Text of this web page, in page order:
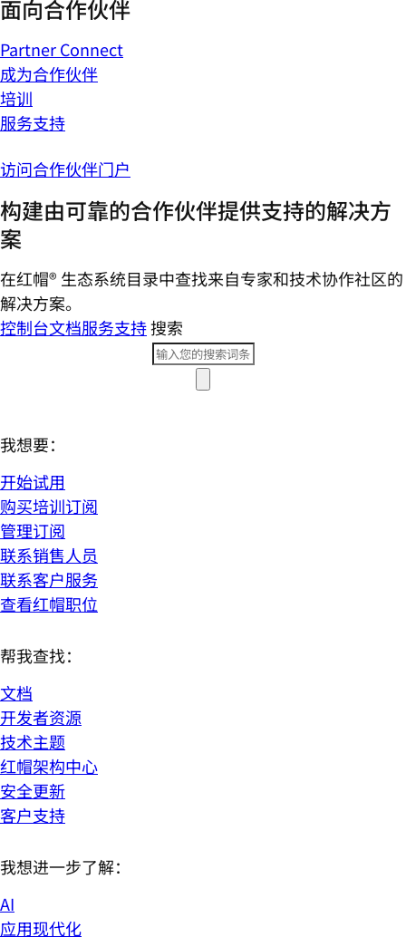
面向合作伙伴
Partner Connect
成为合作伙伴
培训
服务支持
访问合作伙伴门户
构建由可靠的合作伙伴提供支持的解决方
案
在红帽® 生态系统目录中查找来自专家和技术协作社区的
解决方案。
控制台文档服务支持搜索
我想要：
开始试用
购买培训订阅
管理订阅
联系销售人员
联系客户服务
查看红帽职位
帮我查找：
文档
开发者资源
技术主题
红帽架构中心
安全更新
客户支持
我想进一步了解：
AI
应用现代化